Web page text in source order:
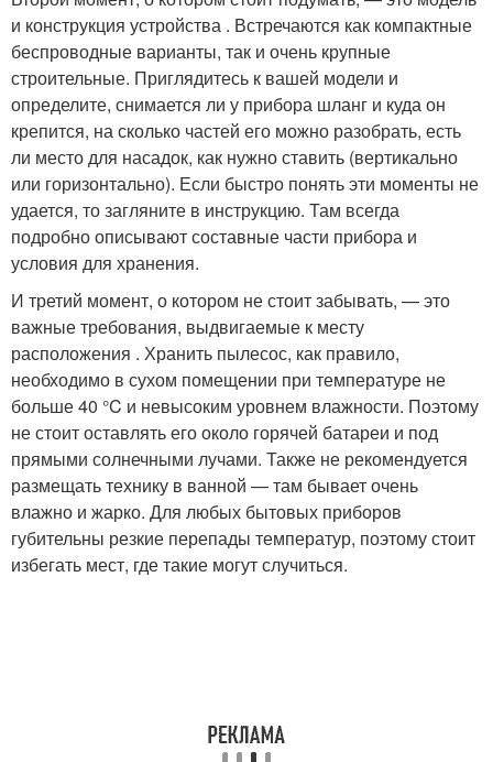
и конструкция устройства . Встречаются как компактные
беспроводные варианты, так и очень крупные
строительные. Приглядитесь к вашей модели и
определите, снимается ли у прибора шланг и куда он
крепится, на сколько частей его можно разобрать, есть
ли место для насадок, как нужно ставить (вертикально
или горизонтально). Если быстро понять эти моменты не
удается, то загляните в инструкцию. Там всегда
подробно описывают составные части прибора и
условия для хранения.
И третий момент, о котором не стоит забывать, — это
важные требования, выдвигаемые к месту
расположения . Хранить пылесос, как правило,
необходимо в сухом помещении при температуре не
больше 40 °C и невысоким уровнем влажности. Поэтому
не стоит оставлять его около горячей батареи и под
прямыми солнечными лучами. Также не рекомендуется
размещать технику в ванной — там бывает очень
влажно и жарко. Для любых бытовых приборов
губительны резкие перепады температур, поэтому стоит
избегать мест, где такие могут случиться.